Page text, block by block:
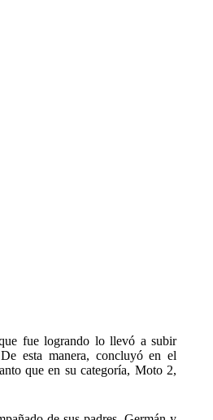
fue logrando lo llevó a subir
esta manera, concluyó en el
que en su categoría, Moto 2,